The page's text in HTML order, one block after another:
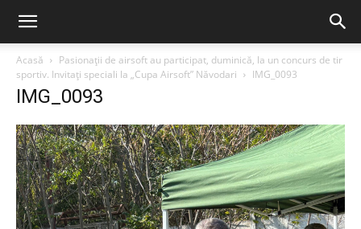
Acasă
Pasionații de airsoft au participat, duminică, la un concurs de tir
sportiv. Invitați speciali la „Cupa Airsoft” Năvodari
IMG_0093
IMG_0093